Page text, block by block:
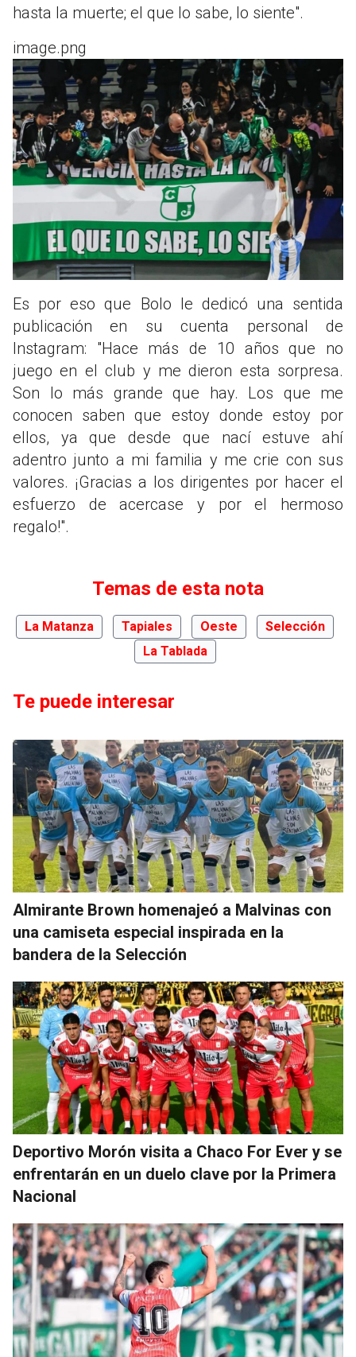
hasta la muerte; el que lo sabe, lo siente".
image.png
Es por eso que Bolo le dedicó una sentida
publicación en su cuenta personal de
Instagram: "Hace más de 10 años que no
juego en el club y me dieron esta sorpresa.
Son lo más grande que hay. Los que me
conocen saben que estoy donde estoy por
ellos, ya que desde que nací estuve ahí
adentro junto a mi familia y me crie con sus
valores. ¡Gracias a los dirigentes por hacer el
esfuerzo de acercase y por el hermoso
regalo!".
Temas de esta nota
La Matanza Tapiales Oeste
Selección
La Tablada
Te puede interesar
Almirante Brown homenajeó a Malvinas con
una camiseta especial inspirada en la
bandera de la Selección
Deportivo Morón visita a Chaco For Ever y se
enfrentarán en un duelo clave por la Primera
Nacional